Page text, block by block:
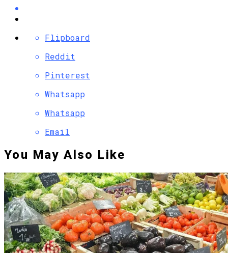
Flipboard
Reddit
Pinterest
Whatsapp
Whatsapp
Email
You May Also Like